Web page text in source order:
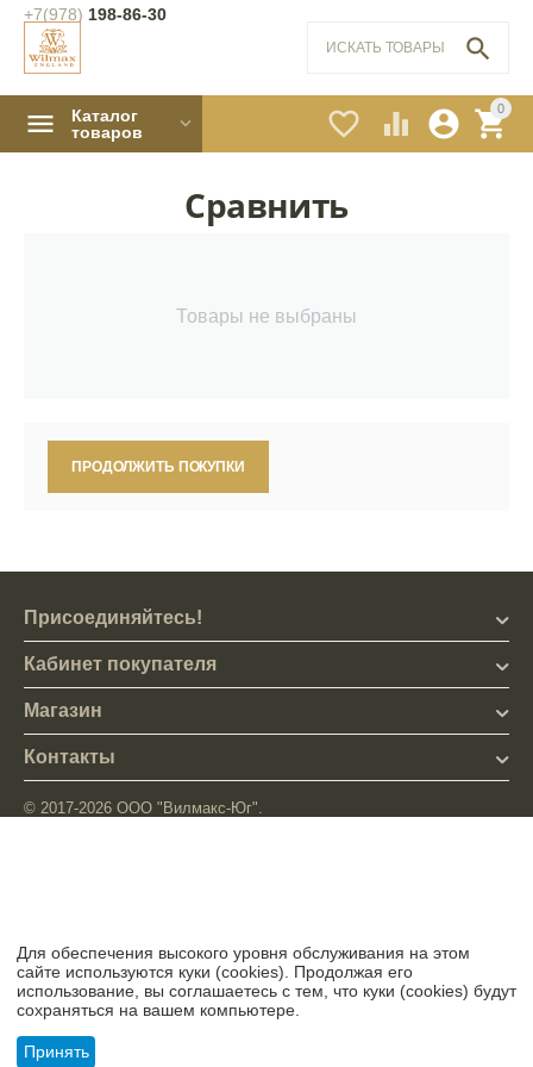
+7(978) 198-86-30
0


 

Каталог
товаров
Сравнить
Товары не выбраны
ПРОДОЛЖИТЬ ПОКУПКИ
Присоединяйтесь!
Кабинет покупателя
Магазин
Контакты
© 2017-2026 ООО "Вилмакс-Юг".
Для обеспечения высокого уровня обслуживания на этом
сайте используются куки (cookies). Продолжая его
использование, вы соглашаетесь с тем, что куки (cookies) будут
сохраняться на вашем компьютере.
Принять